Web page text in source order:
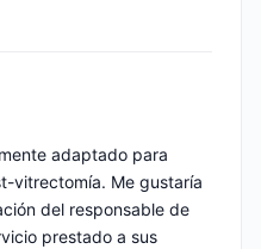
adaptado para
vitrectomía. Me gustaría
del responsable de
prestado a sus